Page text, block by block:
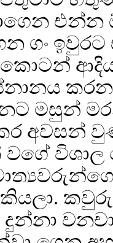
එන්න
ගං
කොටන්
කරන
මසුන්
අවසන්
විශාල